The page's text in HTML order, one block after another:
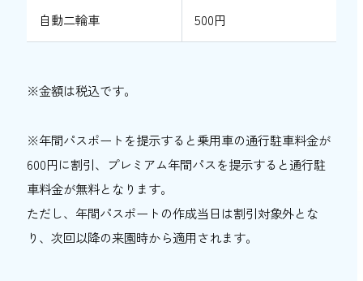
自動二輪車 500円
※金額は税込です。
※年間パスポートを提示すると乗用車の通行駐車料金が
600円に割引、プレミアム年間パスを提示すると通行駐
車料金が無料となります。
ただし、年間パスポートの作成当日は割引対象外とな
り、次回以降の来園時から適用されます。